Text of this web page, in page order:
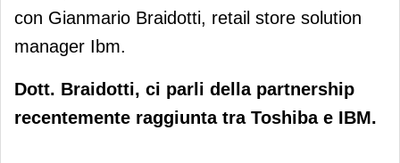
con Gianmario Braidotti, retail store solution
manager Ibm.
Dott. Braidotti, ci parli della partnership
recentemente raggiunta tra Toshiba e IBM.